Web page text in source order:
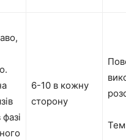
6-10 в кожну
сторону